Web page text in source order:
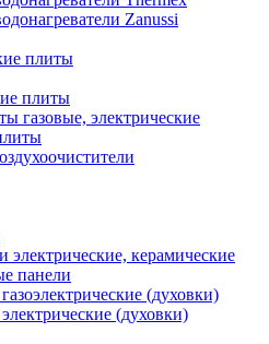
Zanussi
плиты
плиты
газовые, электрические
электрические, керамические
панели
(духовки)
(духовки)